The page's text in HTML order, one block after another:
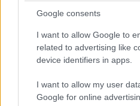
Google consents
I want to allow Google to
related to advertising like
device identifiers in apps.
I want to allow my user
Google for online
2025. szeptember 25. 17:53
2027-ben elkezdődhet az
2027-ben indulhat a
a főváros elfogadta a